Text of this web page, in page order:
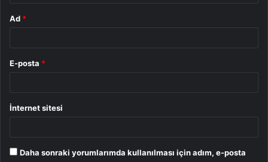
Ad *
E-posta *
İnternet sitesi
Daha sonraki yorumlarımda kullanılması için adım, e-posta